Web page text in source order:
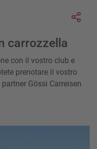
carrozzella
con il vostro club e
prenotare il vostro
Gössi Carreisen